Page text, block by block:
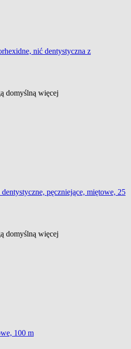
nić dentystyczna z
domyślną więcej
pęczniejące, miętowe, 25
domyślną więcej
100 m